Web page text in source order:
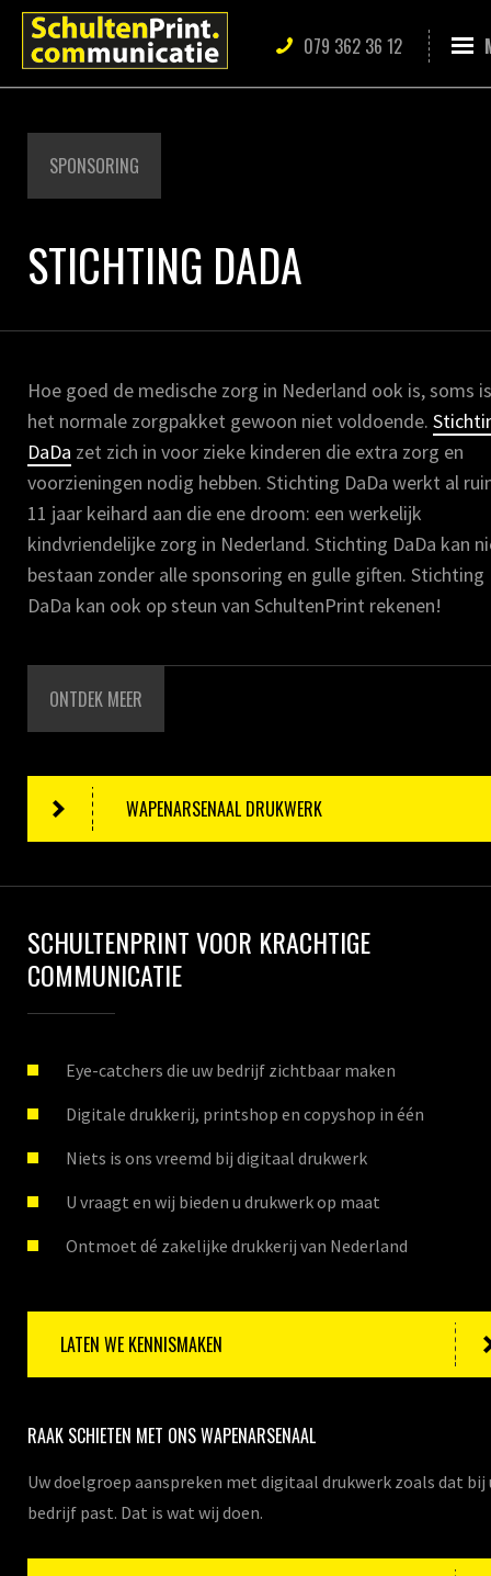
079 362 36 12
SPONSORING
STICHTING DADA
Hoe goed de medische zorg in Nederland ook is, soms is
het normale zorgpakket gewoon niet voldoende.
DaDa zet zich in voor zieke kinderen die extra zorg en
voorzieningen nodig hebben. Stichting DaDa werkt al
11 jaar keihard aan die ene droom: een werkelijk
kindvriendelijke zorg in Nederland. Stichting DaDa kan
bestaan zonder alle sponsoring en gulle giften. Stichting
DaDa kan ook op steun van SchultenPrint rekenen!
ONTDEK MEER
WAPENARSENAAL DRUKWERK
SCHULTENPRINT VOOR KRACHTIGE
COMMUNICATIE
Eye-catchers die uw bedrijf zichtbaar maken
Digitale drukkerij, printshop en copyshop in één
Niets is ons vreemd bij digitaal drukwerk
U vraagt en wij bieden u drukwerk op maat
Ontmoet dé zakelijke drukkerij van Nederland
LATEN WE KENNISMAKEN
RAAK SCHIETEN MET ONS WAPENARSENAAL
Uw doelgroep aanspreken met digitaal drukwerk zoals dat bij
bedrijf past. Dat is wat wij doen.